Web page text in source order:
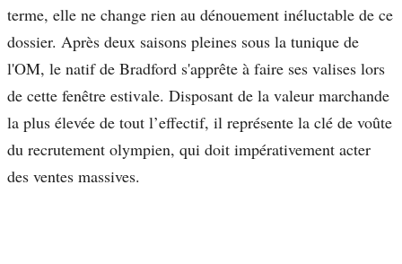
terme, elle ne change rien au dénouement inéluctable de ce
dossier. Après deux saisons pleines sous la tunique de
l'OM, le natif de Bradford s'apprête à faire ses valises lors
de cette fenêtre estivale. Disposant de la valeur marchande
la plus élevée de tout l’effectif, il représente la clé de voûte
du recrutement olympien, qui doit impérativement acter
des ventes massives.